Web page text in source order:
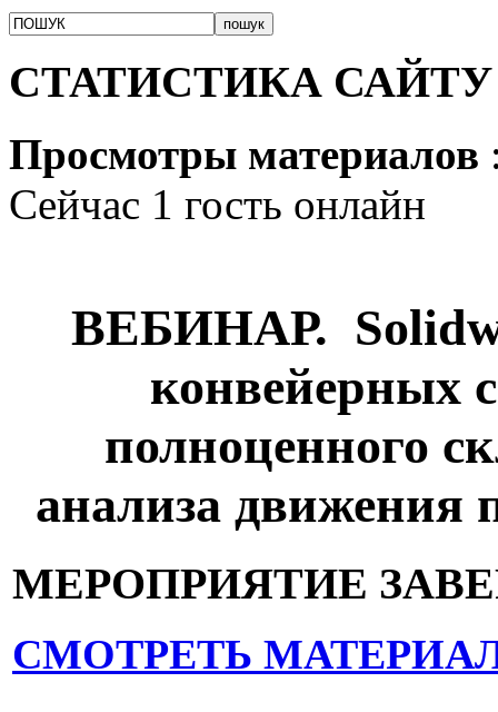
СТАТИСТИКА САЙТУ
Просмотры материалов
Сейчас 1 гость онлайн
ВЕБИНАР.
конвейерных
полноценного
анализа движения
МЕРОПРИЯТИЕ
СМОТРЕТЬ